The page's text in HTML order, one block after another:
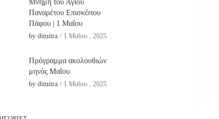
Μνήμη του Αγίου
Παναρέτου Επισκόπου
Πάφου | 1 Μαΐου
by dimitra / 1 Μαΐου , 2025
Πρόγραμμα ακολουθιών
μηνός Μαΐου
by dimitra / 1 Μαΐου , 2025